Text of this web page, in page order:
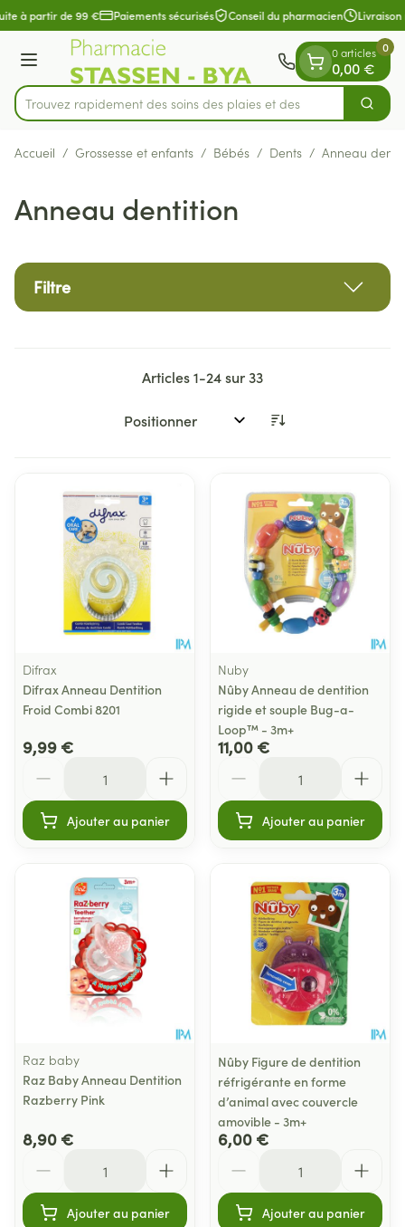
Aller au contenu
1 de 1
à partir de 99 € Paiements sécurisés Conseil du pharmacien Livraison
Menu
Rechercher
rapidement des soins des plaies et des bandages
0 articles
0,00 €
0
Accueil / Grossesse et enfants / Bébés / Dents / Anneau
Anneau dentition
Filtre
Articles1-24sur33
Trier par:
Difrax
Difrax Anneau Dentition
Froid Combi 8201
9,99 €
Ajouter au panier
Nuby
Nûby Anneau de dentition
rigide et souple Bug-a-
Loop™ - 3m+
11,00 €
Ajouter au panier
Raz baby
Raz Baby Anneau Dentition
Razberry Pink
8,90 €
Ajouter au panier
Nûby Figure de dentition
réfrigérante en forme
d’animal avec couvercle
amovible - 3m+
6,00 €
Ajouter au panier